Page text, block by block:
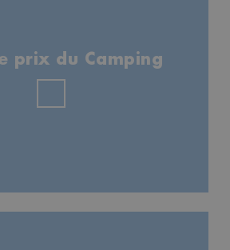
prix du Camping